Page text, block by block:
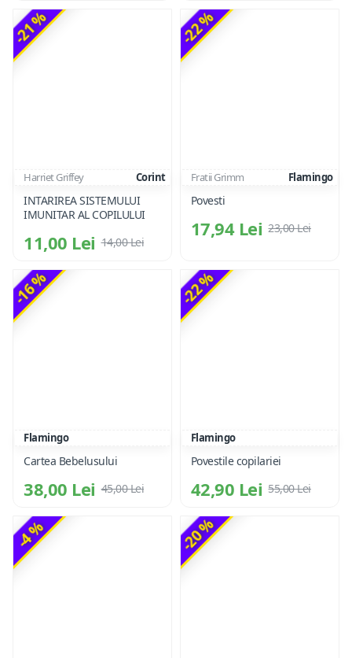
-21 %
Harriet Griffey Corint
INTARIREA SISTEMULUI
IMUNITAR AL COPILULUI
11,00 Lei 14,00 Lei
-22 %
Fratii Grimm Flamingo
Povesti
17,94 Lei 23,00 Lei
-16 %
Flamingo
Cartea Bebelusului
38,00 Lei 45,00 Lei
-22 %
Flamingo
Povestile copilariei
42,90 Lei 55,00 Lei
-4 % -20 %